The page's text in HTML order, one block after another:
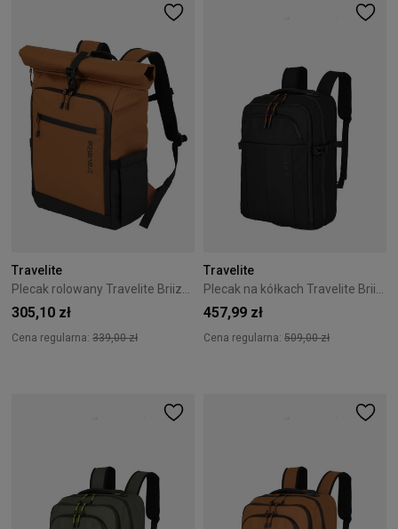
Travelite
305,10 zł
Cena regularna: 339,00 zł
Travelite
457,99 zł
Cena regularna: 509,00 zł